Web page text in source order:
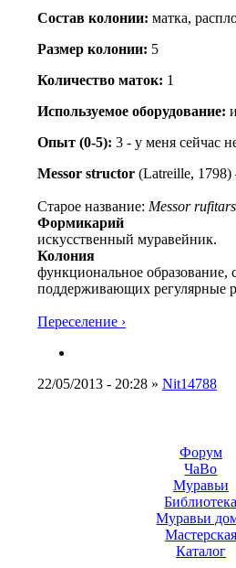
Состав кoлонии: матка,
Размер кoлонии: 5
Количество маток: 1
Используемое оборудование:
Опыт (0-5): 3 - у меня сейчас
Messor structor (Latreille, 1798)
Старое название: Messor
Формикарий
искусственный муравейник.
Колония
функциональное образование,
поддерживающих регулярные
Переселение ›
22/05/2013 - 20:28 » Nit14788
Форум
ЧаВо
Муравьи
Муравьи
Мастерская
Каталог